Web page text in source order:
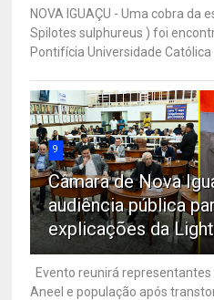
NOVA IGUAÇU - Uma cobra da
Spilotes sulphureus ) foi
Pontifícia Universidade Católica
9
Câmara de Nova
audiência pública
explicações da
Evento reunirá representantes
Aneel e população após